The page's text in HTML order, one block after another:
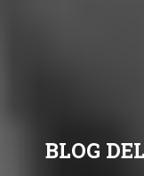
BLOG